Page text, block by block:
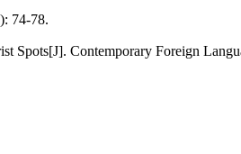
74-78.
Spots[J]. Contemporary Foreign